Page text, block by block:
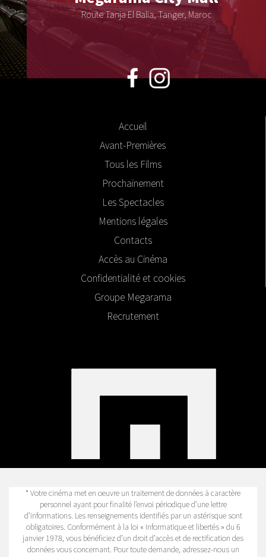
Route Tanja El Balia, Tanger, Maroc
Accueil
Avant-Premières
Tous les Films
Prochainement
Les Spectacles
Mentions légales
Contacts
Accès au Cinéma
Confidentialité et cookies
Groupe Megarama
Recrutement
* Votre cinéma met en oeuvre un traitement de données à caractère
personnel ayant pour finalité l’envoi périodique d’une lettre
d’informations. Les renseignements identifiés par un astérisque sont
obligatoires. Conformément à la loi « Informatique et libertés » du 6
janvier 1978, vous bénéficiez d’un droit d’accès et de rectification des
données vous concernant. Pour toute demande, adressez-nous un